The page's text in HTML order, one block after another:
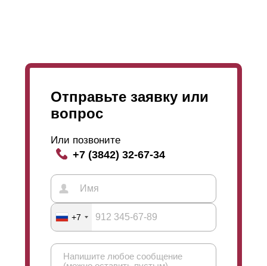
Отправьте заявку или
вопрос
Или позвоните
+7 (3842) 32-67-34
+7